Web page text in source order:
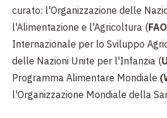
curato: l'Organizzazione delle
l'Alimentazione e l'Agricoltura (FAO
Internazionale per lo Sviluppo
delle Nazioni Unite per l'Infanzia (
Programma Alimentare Mondiale
l'Organizzazione Mondiale della